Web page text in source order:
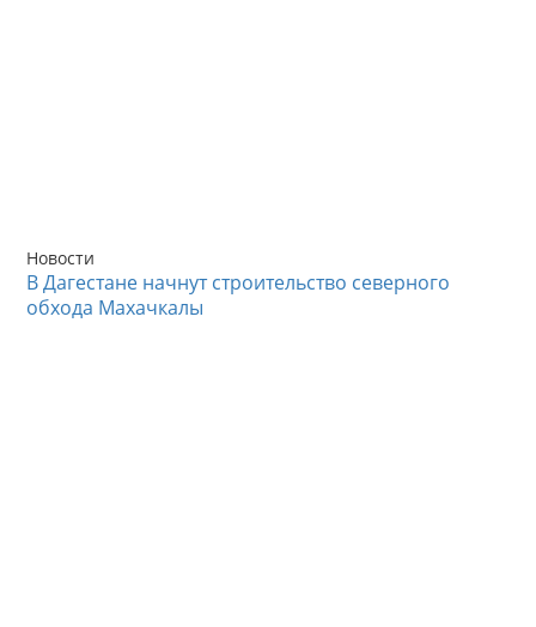
Новости
В Дагестане начнут строительство северного
обхода Махачкалы